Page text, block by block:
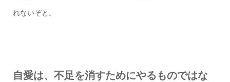
れないぞと。
自愛は、不足を消すためにやるものではな